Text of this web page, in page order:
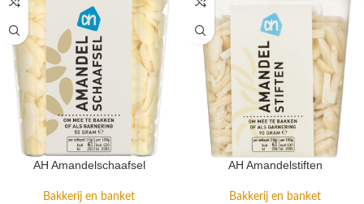
AH Amandelschaafsel
Bakkerij en banket
AH Amandelstiften
Bakkerij en banket